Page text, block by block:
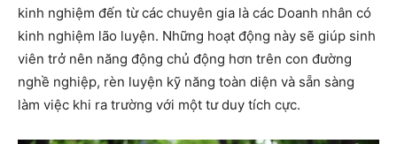
kinh nghiệm đến từ các chuyên gia là các Doanh nhân có
kinh nghiệm lão luyện. Những hoạt động này sẽ giúp sinh
viên trở nên năng động chủ động hơn trên con đường
nghề nghiệp, rèn luyện kỹ năng toàn diện và sẵn sàng
làm việc khi ra trường với một tư duy tích cực.